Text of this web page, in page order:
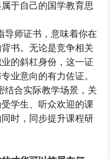
于自己的国学教育思
导师证书，意味着你在
书。无论是竞争相关
的斜杠身份，这一证
业意向的有力佐证。
结合实际教学场景，关
学生、听众欢迎的课
时，同步提升课程研